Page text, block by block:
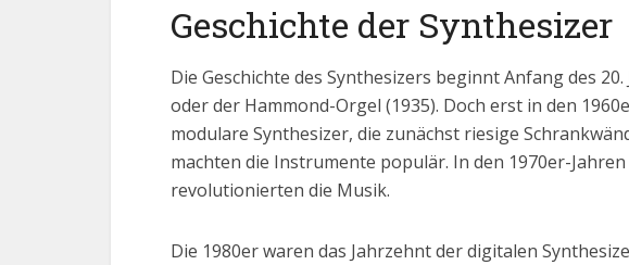
Geschichte der Synthesizer
Die Geschichte des Synthesizers beginnt Anfang des
oder der Hammond-Orgel (1935). Doch erst in den
modulare Synthesizer, die zunächst riesige
machten die Instrumente populär. In den 1970er-
revolutionierten die Musik.
Die 1980er waren das Jahrzehnt der digitalen